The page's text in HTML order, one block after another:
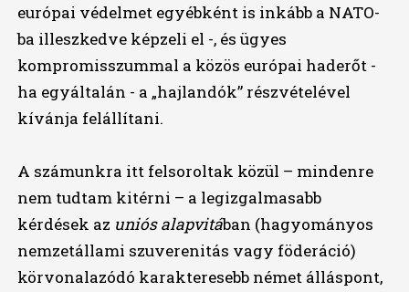
európai védelmet egyébként is inkább a NATO-
ba illeszkedve képzeli el -, és ügyes
kompromisszummal a közös európai haderőt -
ha egyáltalán - a „hajlandók” részvételével
kívánja felállítani.
A számunkra itt felsoroltak közül – mindenre
nem tudtam kitérni – a legizgalmasabb
kérdések az uniós alapvitában (hagyományos
nemzetállami szuverenitás vagy föderáció)
körvonalazódó karakteresebb német álláspont,